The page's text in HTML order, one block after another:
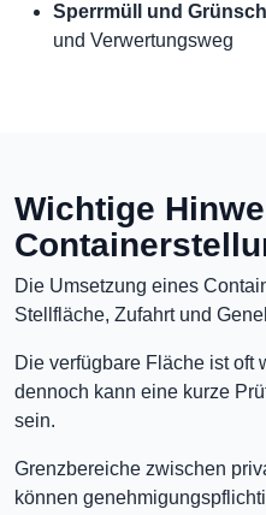
Sperrmüll und
und Verwertungsweg
Wichtige
Die Umsetzung eines
Stellfläche, Zufahrt und
Die verfügbare Fläche ist oft
dennoch kann eine kurze
sein.
Grenzbereiche zwischen
können